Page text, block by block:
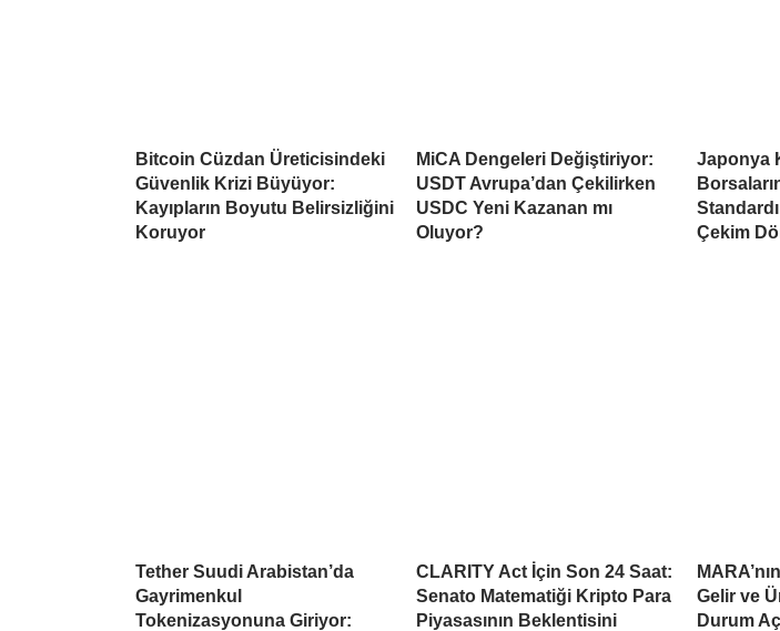
Bitcoin Cüzdan Üreticisindeki
Güvenlik Krizi Büyüyor:
Kayıpların Boyutu Belirsizliğini
Koruyor
MiCA Dengeleri Değiştiriyor:
USDT Avrupa’dan Çekilirken
USDC Yeni Kazanan mı
Oluyor?
Japonya
Çekim
Tether Suudi Arabistan’da
Gayrimenkul
Tokenizasyonuna Giriyor:
CLARITY Act İçin Son 24 Saat:
Senato Matematiği Kripto Para
Piyasasının Beklentisini
Gelir ve
Durum